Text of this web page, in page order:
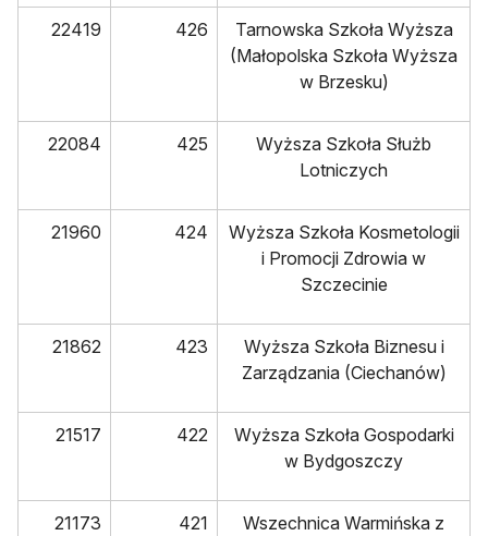
22419 426
Tarnowska Szkoła Wyższa
(Małopolska Szkoła Wyższa
w Brzesku)
22084 425
Wyższa Szkoła Służb
Lotniczych
21960 424
Wyższa Szkoła Kosmetologii
i Promocji Zdrowia w
Szczecinie
21862 423
Wyższa Szkoła Biznesu i
Zarządzania (Ciechanów)
21517 422
Wyższa Szkoła Gospodarki
w Bydgoszczy
21173 421
Wszechnica Warmińska z